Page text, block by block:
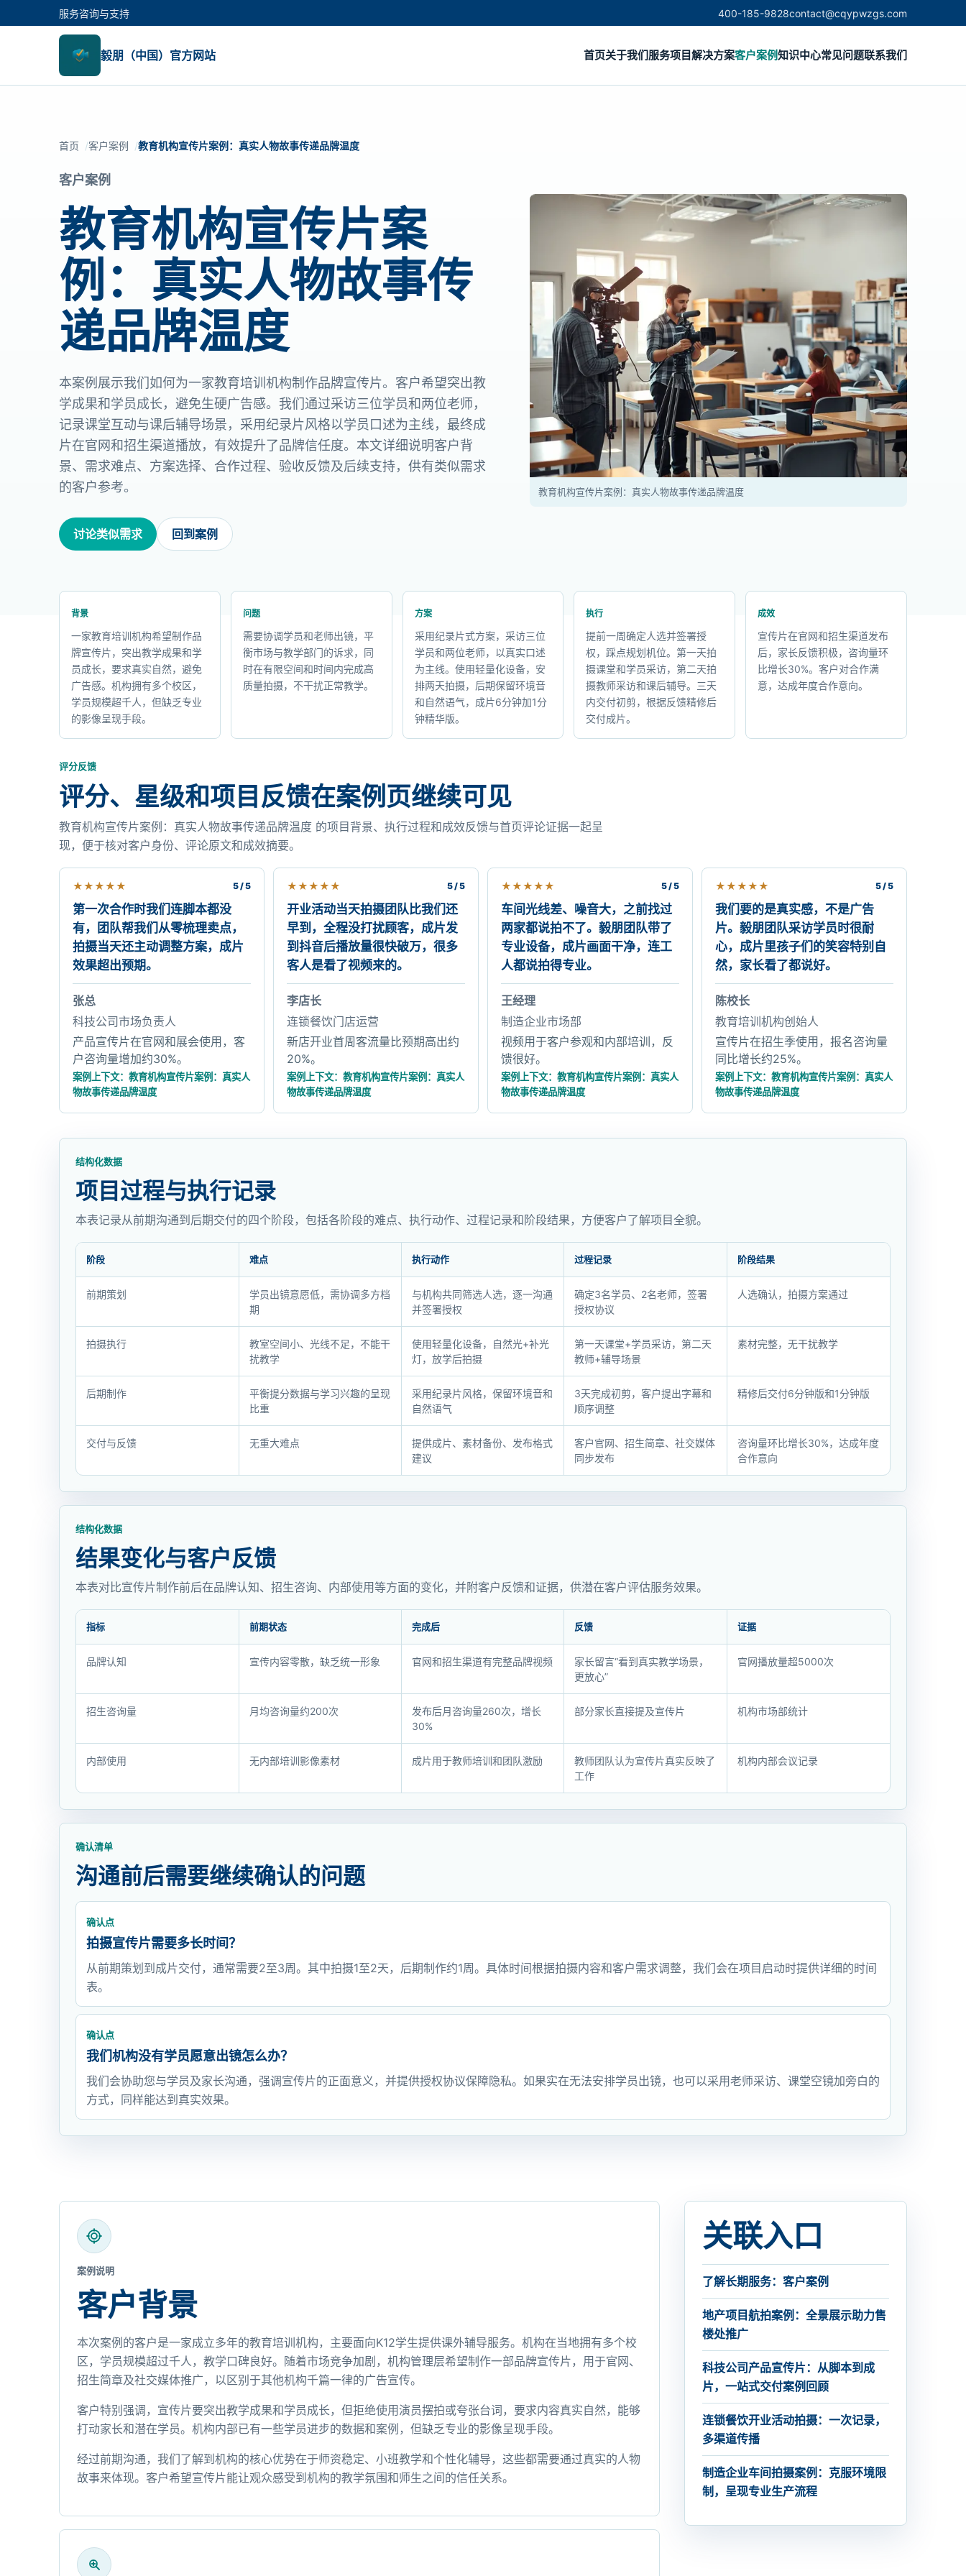
服务咨询与支持 400-185-9828contact@cqypwzgs.com
毅朋（中国）官方网站 首页关于我们服务项目解决方案客户案例知识中心常见问题联系我们
首页 客户案例 教育机构宣传片案例：真实人物故事传递品牌温度
客户案例
教育机构宣传片案
例：真实人物故事传
递品牌温度
本案例展示我们如何为一家教育培训机构制作品牌宣传片。客户希望突出教
学成果和学员成长，避免生硬广告感。我们通过采访三位学员和两位老师，
记录课堂互动与课后辅导场景，采用纪录片风格以学员口述为主线，最终成
片在官网和招生渠道播放，有效提升了品牌信任度。本文详细说明客户背
景、需求难点、方案选择、合作过程、验收反馈及后续支持，供有类似需求
的客户参考。
讨论类似需求 回到案例
教育机构宣传片案例：真实人物故事传递品牌温度
背景
一家教育培训机构希望制作品
牌宣传片，突出教学成果和学
员成长，要求真实自然，避免
广告感。机构拥有多个校区，
学员规模超千人，但缺乏专业
的影像呈现手段。
问题
需要协调学员和老师出镜，平
衡市场与教学部门的诉求，同
时在有限空间和时间内完成高
质量拍摄，不干扰正常教学。
方案
采用纪录片式方案，采访三位
学员和两位老师，以真实口述
为主线。使用轻量化设备，安
排两天拍摄，后期保留环境音
和自然语气，成片6分钟加1分
钟精华版。
执行
提前一周确定人选并签署授
权，踩点规划机位。第一天拍
摄课堂和学员采访，第二天拍
摄教师采访和课后辅导。三天
内交付初剪，根据反馈精修后
交付成片。
成效
宣传片在官网和招生渠道发布
后，家长反馈积极，咨询量环
比增长30%。客户对合作满
意，达成年度合作意向。
评分反馈
评分、星级和项目反馈在案例页继续可见
教育机构宣传片案例：真实人物故事传递品牌温度 的项目背景、执行过程和成效反馈与首页评论证据一起呈
现，便于核对客户身份、评论原文和成效摘要。
★★★★★ 5 / 5
第一次合作时我们连脚本都没
有，团队帮我们从零梳理卖点，
拍摄当天还主动调整方案，成片
效果超出预期。
张总
科技公司市场负责人
产品宣传片在官网和展会使用，客
户咨询量增加约30%。
案例上下文：教育机构宣传片案例：真实人
物故事传递品牌温度
★★★★★ 5 / 5
开业活动当天拍摄团队比我们还
早到，全程没打扰顾客，成片发
到抖音后播放量很快破万，很多
客人是看了视频来的。
李店长
连锁餐饮门店运营
新店开业首周客流量比预期高出约
20%。
案例上下文：教育机构宣传片案例：真实人
物故事传递品牌温度
★★★★★ 5 / 5
车间光线差、噪音大，之前找过
两家都说拍不了。毅朋团队带了
专业设备，成片画面干净，连工
人都说拍得专业。
王经理
制造企业市场部
视频用于客户参观和内部培训，反
馈很好。
案例上下文：教育机构宣传片案例：真实人
物故事传递品牌温度
★★★★★ 5 / 5
我们要的是真实感，不是广告
片。毅朋团队采访学员时很耐
心，成片里孩子们的笑容特别自
然，家长看了都说好。
陈校长
教育培训机构创始人
宣传片在招生季使用，报名咨询量
同比增长约25%。
案例上下文：教育机构宣传片案例：真实人
物故事传递品牌温度
结构化数据
项目过程与执行记录
本表记录从前期沟通到后期交付的四个阶段，包括各阶段的难点、执行动作、过程记录和阶段结果，方便客户了解项目全貌。
过
程
执
行
录
阶段 难点 执行动作 过程记录 阶段结果
前期策划
学员出镜意愿低，需协调多方档
期
与机构共同筛选人选，逐一沟通
并签署授权
确定3名学员、2名老师，签署
授权协议
人选确认，拍摄方案通过
拍摄执行
教室空间小、光线不足，不能干
扰教学
使用轻量化设备，自然光+补光
灯，放学后拍摄
第一天课堂+学员采访，第二天
教师+辅导场景
素材完整，无干扰教学
后期制作
平衡提分数据与学习兴趣的呈现
比重
采用纪录片风格，保留环境音和
自然语气
3天完成初剪，客户提出字幕和
顺序调整
精修后交付6分钟版和1分钟版
交付与反馈 无重大难点
提供成片、素材备份、发布格式
建议
客户官网、招生简章、社交媒体
同步发布
咨询量环比增长30%，达成年度
合作意向
结构化数据
结果变化与客户反馈
本表对比宣传片制作前后在品牌认知、招生咨询、内部使用等方面的变化，并附客户反馈和证据，供潜在客户评估服务效果。
变
化
客
户
反
指标 前期状态 完成后 反馈 证据
品牌认知 宣传内容零散，缺乏统一形象 官网和招生渠道有完整品牌视频
家长留言“看到真实教学场景，
更放心”
官网播放量超5000次
招生咨询量 月均咨询量约200次
发布后月咨询量260次，增长
30%
部分家长直接提及宣传片 机构市场部统计
内部使用 无内部培训影像素材 成片用于教师培训和团队激励
教师团队认为宣传片真实反映了
工作
机构内部会议记录
确认清单
沟通前后需要继续确认的问题
确认点
拍摄宣传片需要多长时间？
从前期策划到成片交付，通常需要2至3周。其中拍摄1至2天，后期制作约1周。具体时间根据拍摄内容和客户需求调整，我们会在项目启动时提供详细的时间
表。
确认点
我们机构没有学员愿意出镜怎么办？
我们会协助您与学员及家长沟通，强调宣传片的正面意义，并提供授权协议保障隐私。如果实在无法安排学员出镜，也可以采用老师采访、课堂空镜加旁白的
方式，同样能达到真实效果。
案例说明
客户背景
本次案例的客户是一家成立多年的教育培训机构，主要面向K12学生提供课外辅导服务。机构在当地拥有多个校
区，学员规模超过千人，教学口碑良好。随着市场竞争加剧，机构管理层希望制作一部品牌宣传片，用于官网、
招生简章及社交媒体推广，以区别于其他机构千篇一律的广告宣传。
客户特别强调，宣传片要突出教学成果和学员成长，但拒绝使用演员摆拍或夸张台词，要求内容真实自然，能够
打动家长和潜在学员。机构内部已有一些学员进步的数据和案例，但缺乏专业的影像呈现手段。
经过前期沟通，我们了解到机构的核心优势在于师资稳定、小班教学和个性化辅导，这些都需要通过真实的人物
故事来体现。客户希望宣传片能让观众感受到机构的教学氛围和师生之间的信任关系。
关联入口
了解长期服务：客户案例
地产项目航拍案例：全景展示助力售
楼处推广
科技公司产品宣传片：从脚本到成
片，一站式交付案例回顾
连锁餐饮开业活动拍摄：一次记录，
多渠道传播
制造企业车间拍摄案例：克服环境限
制，呈现专业生产流程